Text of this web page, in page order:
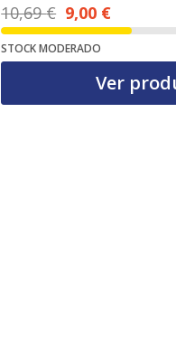
10,69€
El precio original era: 10,69 €.
9,00 €
El precio actual es: 9,00 €.
STOCK MODERADO
Ver